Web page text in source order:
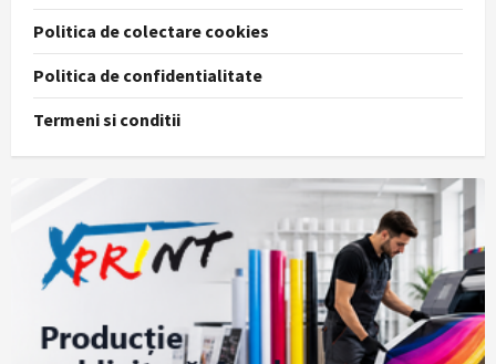
Politica de colectare cookies
Politica de confidentialitate
Termeni si conditii